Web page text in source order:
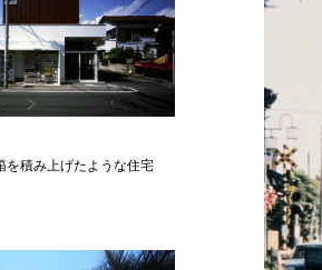
を積み上げたような住宅